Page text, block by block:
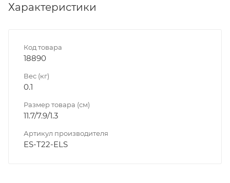
Характеристики
Код товара
18890
Вес (кг)
0.1
Размер товара (см)
11.7/7.9/1.3
Артикул производителя
ES-T22-ELS